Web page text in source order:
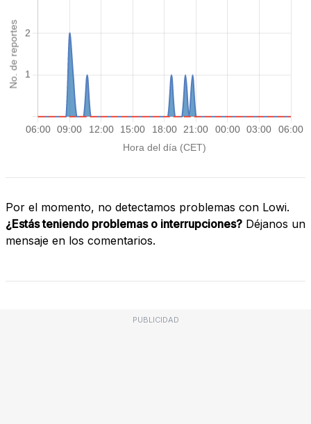
Por el momento, no detectamos problemas con Lowi.
¿Estás teniendo problemas o interrupciones? Déjanos un
mensaje en los comentarios.
PUBLICIDAD